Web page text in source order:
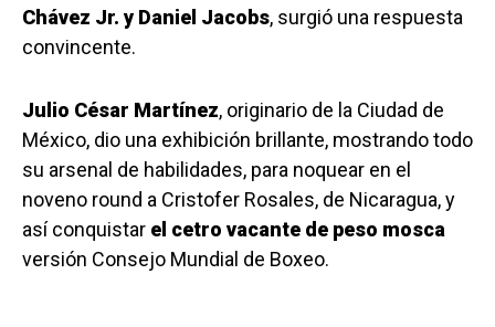
Chávez Jr. y Daniel Jacobs, surgió una respuesta
convincente.
Julio César Martínez, originario de la Ciudad de
México, dio una exhibición brillante, mostrando todo
su arsenal de habilidades, para noquear en el
noveno round a Cristofer Rosales, de Nicaragua, y
así conquistar el cetro vacante de peso mosca
versión Consejo Mundial de Boxeo.